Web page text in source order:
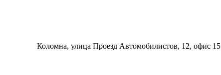
Коломна, улица Проезд Автомобилистов, 12, офис 15